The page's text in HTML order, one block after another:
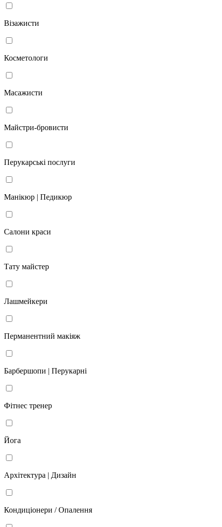
Візажисти
Косметологи
Масажисти
Майстри-бровисти
Перукарські послуги
Манікюр | Педикюр
Салони краси
Тату майстер
Лашмейкери
Перманентний макіяж
Барбершопи | Перукарні
Фітнес тренер
Йога
Архітектура | Дизайн
Кондиціонери / Опалення